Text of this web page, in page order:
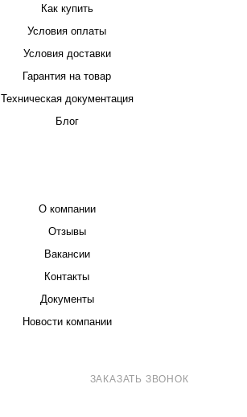
Как купить
Условия оплаты
Условия доставки
Гарантия на товар
Техническая документация
Блог
О компании
Отзывы
Вакансии
Контакты
Документы
Новости компании
ЗАКАЗАТЬ ЗВОНОК